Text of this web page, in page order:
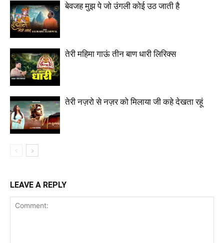
बेवजह मुझ पे जो उंगली कोई उठ जाती है
तेरी महिमा गाऊं तीन बाण धारी लिरिक्स
तेरी नज़रो से नज़र को मिलाया जी कहे देखता रहूं
LEAVE A REPLY